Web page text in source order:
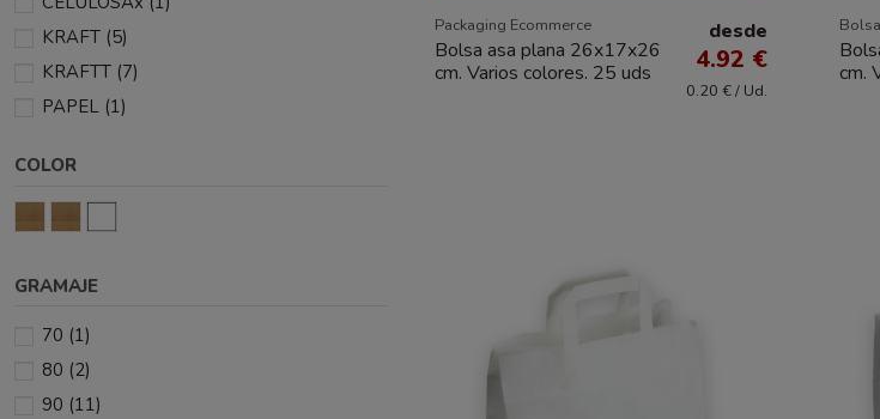
Packaging Ecommerce
Bolsa asa plana 26x17x26
cm. Varios colores. 25 uds
desde
4.92 €
0.20 € / Ud.
cm.
KRAFT (5)
KRAFTT (7)
PAPEL (1)
COLOR
GRAMAJE
70 (1)
80 (2)
90 (11)